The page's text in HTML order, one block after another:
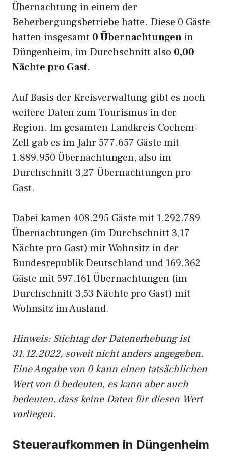
Übernachtung in einem der
Beherbergungsbetriebe hatte. Diese 0 Gäste
hatten insgesamt 0 Übernachtungen in
Düngenheim, im Durchschnitt also 0,00
Nächte pro Gast.
Auf Basis der Kreisverwaltung gibt es noch
weitere Daten zum Tourismus in der
Region. Im gesamten Landkreis Cochem-
Zell gab es im Jahr 577.657 Gäste mit
1.889.950 Übernachtungen, also im
Durchschnitt 3,27 Übernachtungen pro
Gast.
Dabei kamen 408.295 Gäste mit 1.292.789
Übernachtungen (im Durchschnitt 3,17
Nächte pro Gast) mit Wohnsitz in der
Bundesrepublik Deutschland und 169.362
Gäste mit 597.161 Übernachtungen (im
Durchschnitt 3,53 Nächte pro Gast) mit
Wohnsitz im Ausland.
Hinweis: Stichtag der Datenerhebung ist
31.12.2022, soweit nicht anders angegeben.
Eine Angabe von 0 kann einen tatsächlichen
Wert von 0 bedeuten, es kann aber auch
bedeuten, dass keine Daten für diesen Wert
vorliegen.
Steueraufkommen in Düngenheim